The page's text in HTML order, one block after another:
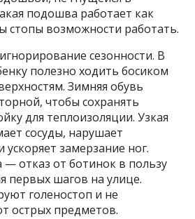
подошва работает как
стопы возможности работать.
сезонности. В
полезно ходить босиком
Зимняя обувь
чтобы сохранять
для теплоизоляции. Узкая
сосуды, нарушает
замерзание ног.
отказ от ботинок в пользу
первых шагов на улице.
голеностоп и не
острых предметов.